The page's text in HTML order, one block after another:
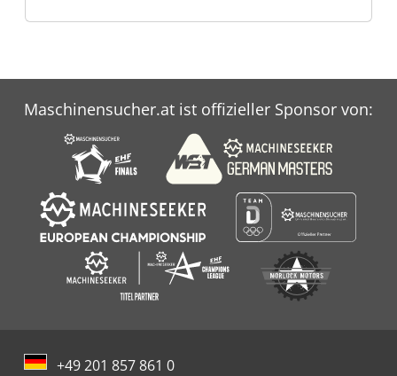
Maschinensucher.at ist offizieller Sponsor von:
+49 201 857 861 0